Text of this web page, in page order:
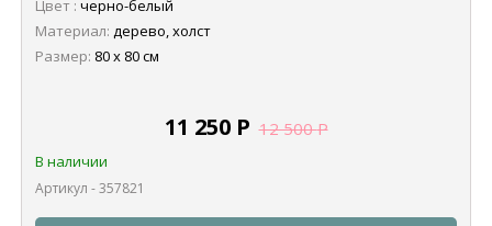
Цвет : черно-белый
Материал: дерево, холст
Размер: 80 х 80 см
11 250 Р 12 500Р
В наличии
Артикул - 357821